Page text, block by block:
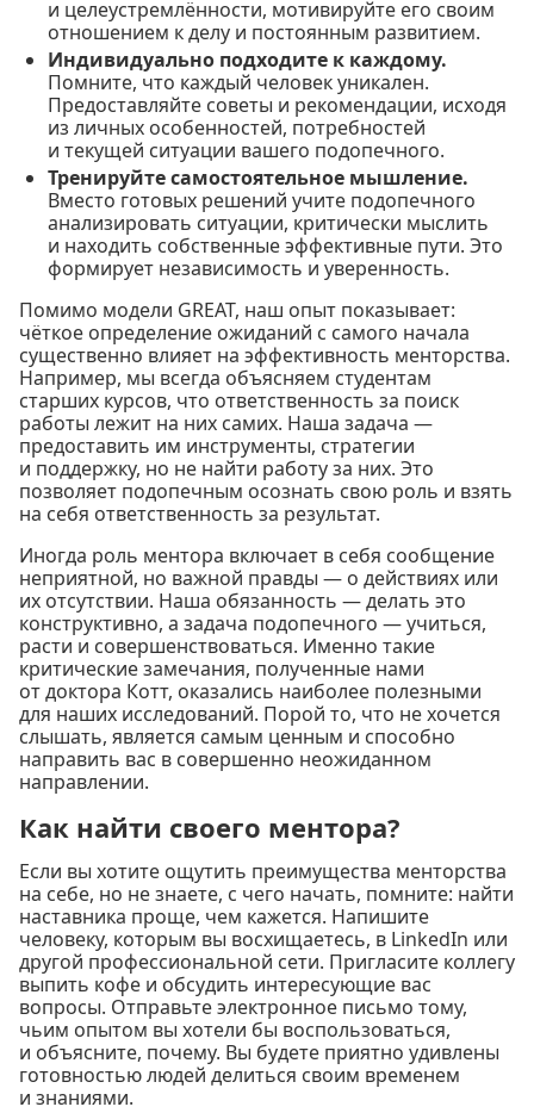
и целеустремлённости, мотивируйте его своим
отношением к делу и постоянным развитием.
Индивидуально подходите к каждому.
Помните, что каждый человек уникален.
Предоставляйте советы и рекомендации, исходя
из личных особенностей, потребностей
и текущей ситуации вашего подопечного.
Тренируйте самостоятельное мышление.
Вместо готовых решений учите подопечного
анализировать ситуации, критически мыслить
и находить собственные эффективные пути. Это
формирует независимость и уверенность.
Помимо модели GREAT, наш опыт показывает:
чёткое определение ожиданий с самого начала
существенно влияет на эффективность менторства.
Например, мы всегда объясняем студентам
старших курсов, что ответственность за поиск
работы лежит на них самих. Наша задача —
предоставить им инструменты, стратегии
и поддержку, но не найти работу за них. Это
позволяет подопечным осознать свою роль и взять
на себя ответственность за результат.
Иногда роль ментора включает в себя сообщение
неприятной, но важной правды — о действиях или
их отсутствии. Наша обязанность — делать это
конструктивно, а задача подопечного — учиться,
расти и совершенствоваться. Именно такие
критические замечания, полученные нами
от доктора Котт, оказались наиболее полезными
для наших исследований. Порой то, что не хочется
слышать, является самым ценным и способно
направить вас в совершенно неожиданном
направлении.
Как найти своего ментора?
Если вы хотите ощутить преимущества менторства
на себе, но не знаете, с чего начать, помните: найти
наставника проще, чем кажется. Напишите
человеку, которым вы восхищаетесь, в LinkedIn или
другой профессиональной сети. Пригласите коллегу
выпить кофе и обсудить интересующие вас
вопросы. Отправьте электронное письмо тому,
чьим опытом вы хотели бы воспользоваться,
и объясните, почему. Вы будете приятно удивлены
готовностью людей делиться своим временем
и знаниями.